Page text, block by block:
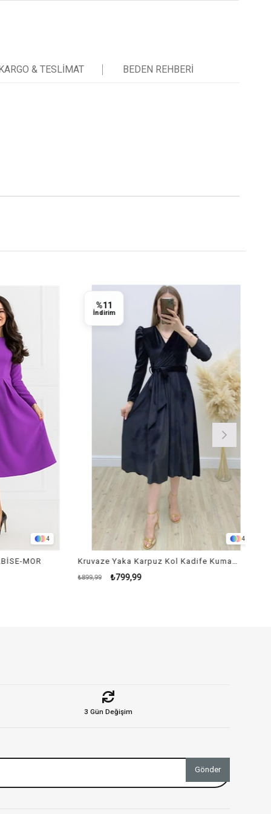
KARGO & TESLIMAT BEDEN REHBERI
4
MOR
4
Kruvaze Yaka Karpuz Kol Kadife Kumaş Elbise - SİYAH
₺799,99
₺899,99
%11
İndirim
3 Gün Değişim
Gönder